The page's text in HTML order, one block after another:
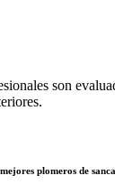
son
plomeros de